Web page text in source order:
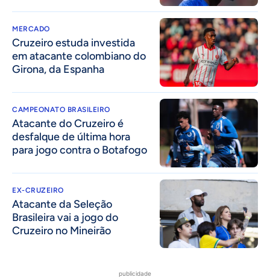
MERCADO
Cruzeiro estuda investida
em atacante colombiano do
Girona, da Espanha
CAMPEONATO BRASILEIRO
Atacante do Cruzeiro é
desfalque de última hora
para jogo contra o Botafogo
EX-CRUZEIRO
Atacante da Seleção
Brasileira vai a jogo do
Cruzeiro no Mineirão
publicidade